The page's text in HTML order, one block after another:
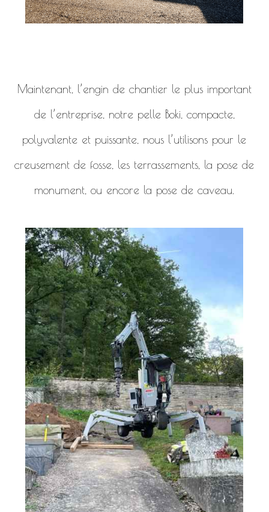
Maintenant, l’engin de chantier le plus important
de l’entreprise, notre pelle Boki, compacte,
polyvalente et puissante, nous l’utilisons pour le
creusement de fosse, les terrassements, la pose de
monument, ou encore la pose de caveau.